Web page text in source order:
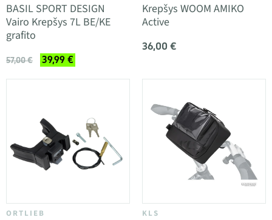
BASIL SPORT DESIGN
Vairo Krepšys 7L BE/KE
grafito
57,00 € 39,99 €
Krepšys WOOM AMIKO
Active
36,00 €
ORTLIEB KLS